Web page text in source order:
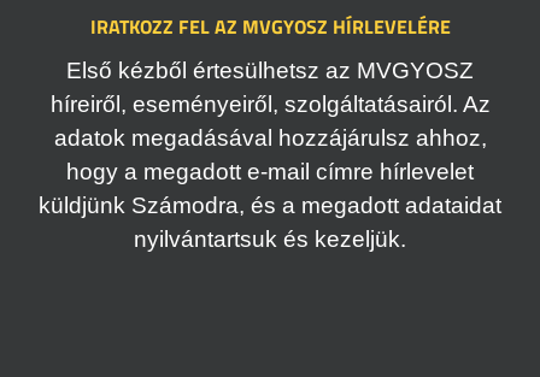
IRATKOZZ FEL AZ MVGYOSZ HÍRLEVELÉRE
Első kézből értesülhetsz az MVGYOSZ
híreiről, eseményeiről, szolgáltatásairól. Az
adatok megadásával hozzájárulsz ahhoz,
hogy a megadott e-mail címre hírlevelet
küldjünk Számodra, és a megadott adataidat
nyilvántartsuk és kezeljük.